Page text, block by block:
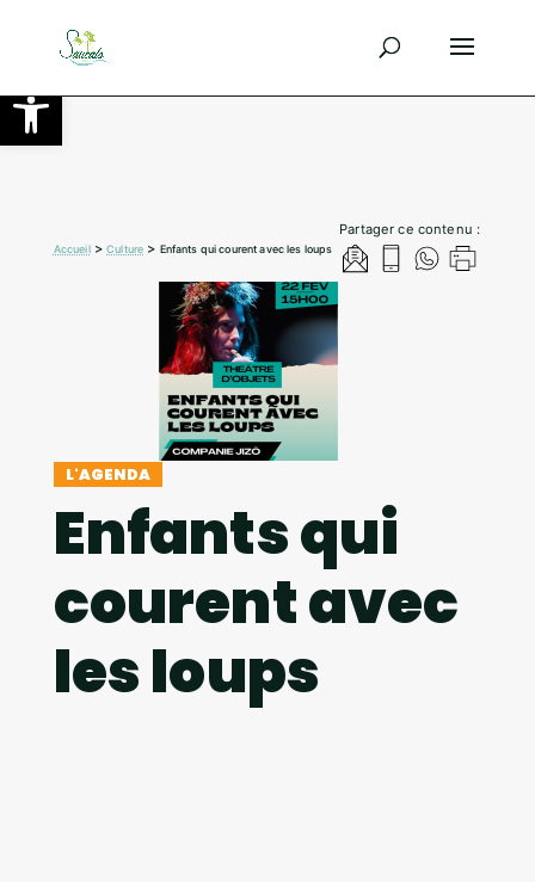
Ouvrir la barre d’outils
Partager ce contenu :
Accueil>Culture > Enfants qui courent avec les loups
L'AGENDA
Enfants qui
courent avec
les loups